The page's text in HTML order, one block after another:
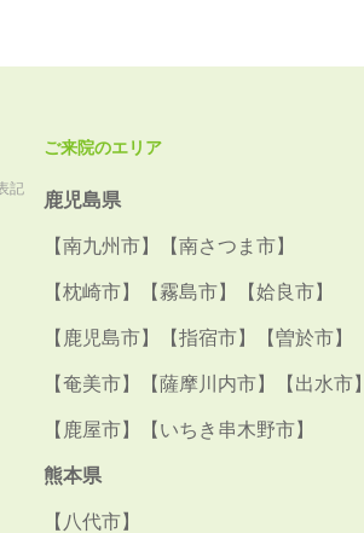
記
ご来院のエリア
鹿児島県
【南九州市】【南さつま市】
【枕崎市】【霧島市】【姶良市】
【鹿児島市】【指宿市】【曽於市】
【奄美市】【薩摩川内市】【出水市】
【鹿屋市】【いちき串木野市】
熊本県
【八代市】